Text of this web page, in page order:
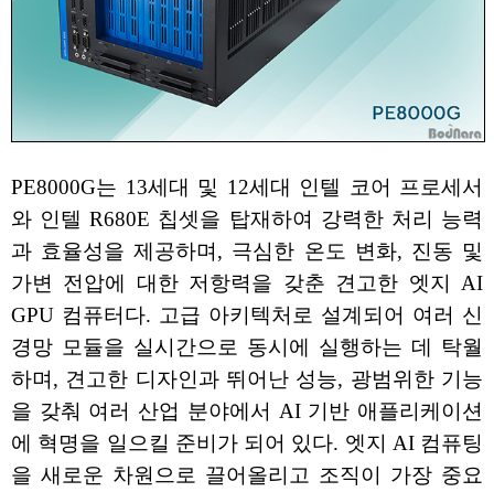
PE8000G는 13세대 및 12세대 인텔 코어 프로세서
와 인텔 R680E 칩셋을 탑재하여 강력한 처리 능력
과 효율성을 제공하며, 극심한 온도 변화, 진동 및
가변 전압에 대한 저항력을 갖춘 견고한 엣지 AI
GPU 컴퓨터다. 고급 아키텍처로 설계되어 여러 신
경망 모듈을 실시간으로 동시에 실행하는 데 탁월
하며, 견고한 디자인과 뛰어난 성능, 광범위한 기능
을 갖춰 여러 산업 분야에서 AI 기반 애플리케이션
에 혁명을 일으킬 준비가 되어 있다. 엣지 AI 컴퓨팅
을 새로운 차원으로 끌어올리고 조직이 가장 중요